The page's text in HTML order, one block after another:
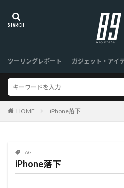
ツーリングレポート ガジェット・アイ
HOME iPhone落下
TAG
iPhone落下